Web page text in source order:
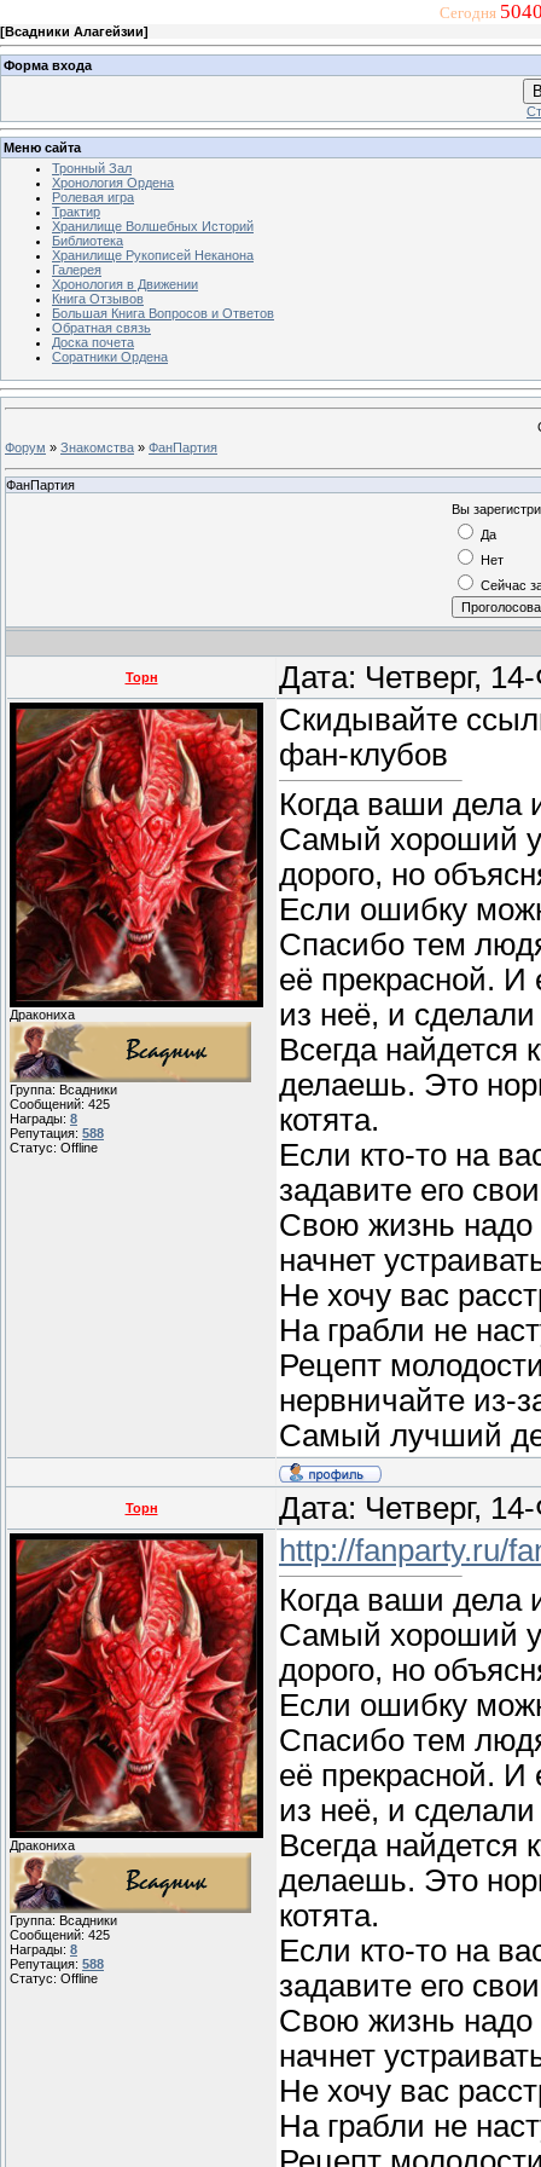
Сегодня
[Всадники Алагейзии]
Форма входа
Меню сайта
Тронный Зал
Хронология Ордена
Ролевая игра
Трактир
Хранилище Волшебных Историй
Библиотека
Хранилище Рукописей Неканона
Галерея
Хронология в Движении
Книга Отзывов
Большая Книга Вопросов и Ответов
Обратная связь
Доска почета
Соратники Ордена
Форум » Знакомства » ФанПартия
ФанПартия
Вы
Да
Нет
Сейчас
Торн Дата: Четверг,
Дракониха
Группа: Всадники
Сообщений: 425
Награды: 8
Репутация: 588
Статус: Offline
Скидывайте
фан-клубов
Когда ваши дела
Самый хороший
дорого, но
Если ошибку
Спасибо тем
её прекрасной.
из неё, и
Всегда найдется
делаешь. Это
котята.
Если кто-то на
задавите его
Свою жизнь надо
начнет
Не хочу вас
На грабли не
Рецепт
нервничайте из-
Самый лучший
Торн Дата: Четверг,
Дракониха
Группа: Всадники
Сообщений: 425
Награды: 8
Репутация: 588
Статус: Offline
http://fanparty.ru/
Когда ваши дела
Самый хороший
дорого, но
Если ошибку
Спасибо тем
её прекрасной.
из неё, и
Всегда найдется
делаешь. Это
котята.
Если кто-то на
задавите его
Свою жизнь надо
начнет
Не хочу вас
На грабли не